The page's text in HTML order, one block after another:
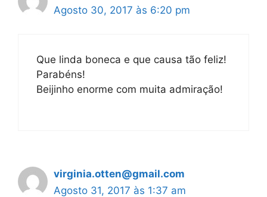
Agosto 30, 2017 às 6:20 pm
Que linda boneca e que causa tão feliz!
Parabéns!
Beijinho enorme com muita admiração!
virginia.otten@gmail.com
Agosto 31, 2017 às 1:37 am